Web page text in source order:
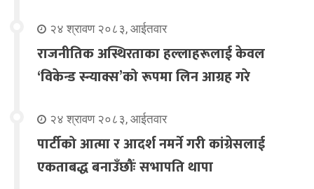
२४ श्रावण २०८३, आईतवार
राजनीतिक अस्थिरताका हल्लाहरूलाई केवल
‘विकेन्ड स्न्याक्स’को रूपमा लिन आग्रह गरे
२४ श्रावण २०८३, आईतवार
पार्टीको आत्मा र आदर्श नमर्ने गरी कांग्रेसलाई
एकताबद्ध बनाउँछौंः सभापति थापा